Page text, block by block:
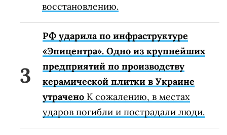
восстановлению.
РФ ударила по инфраструктуре
«Эпицентра». Одно из крупнейших
предприятий по производству
керамической плитки в Украине
утрачено К сожалению, в местах
ударов погибли и пострадали люди.